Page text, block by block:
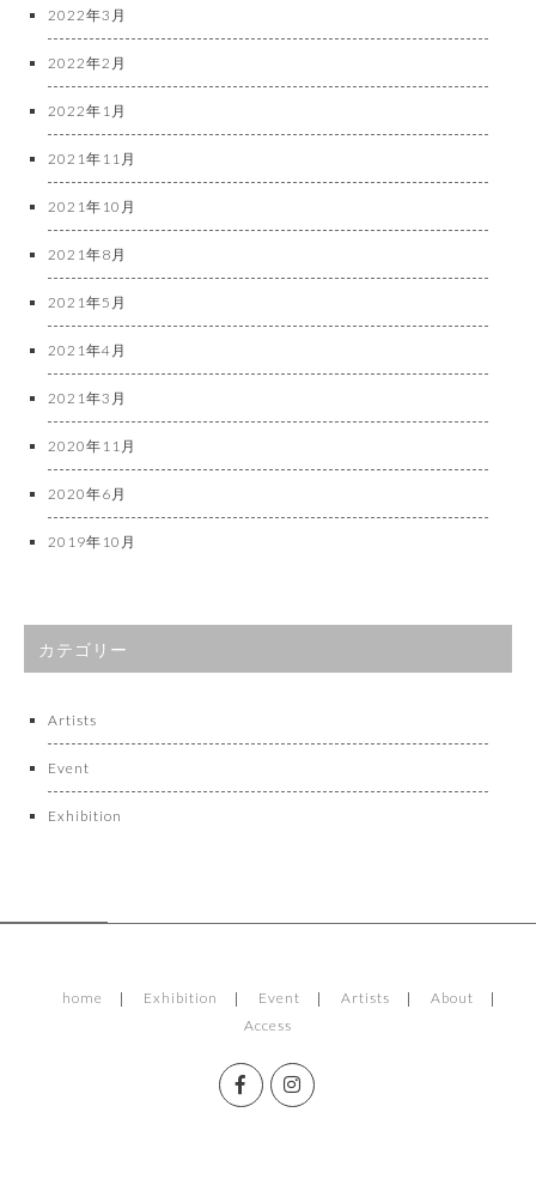
2022年3月
2022年2月
2022年1月
2021年11月
2021年10月
2021年8月
2021年5月
2021年4月
2021年3月
2020年11月
2020年6月
2019年10月
カテゴリー
Artists
Event
Exhibition
home Exhibition Event Artists
About
Access